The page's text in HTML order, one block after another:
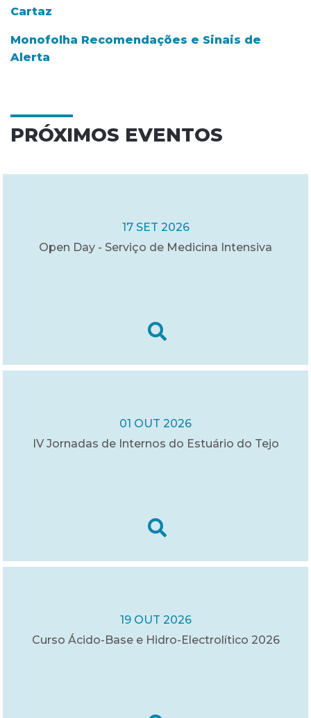
Cartaz
Monofolha Recomendações e Sinais de
Alerta
PRÓXIMOS EVENTOS
17 SET 2026
Open Day - Serviço de Medicina Intensiva
01 OUT 2026
IV Jornadas de Internos do Estuário do Tejo
19 OUT 2026
Curso Ácido-Base e Hidro-Electrolítico 2026